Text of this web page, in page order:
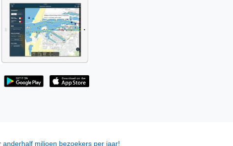
anderhalf miljoen bezoekers per jaar!